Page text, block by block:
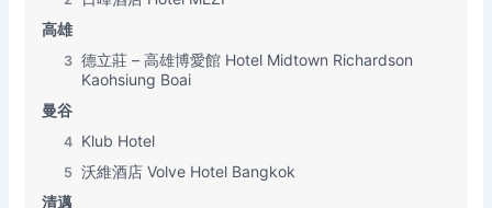
高雄
3 德立莊 – 高雄博愛館 Hotel Midtown Richardson
Kaohsiung Boai
曼谷
4 Klub Hotel
5
沃維酒店 Volve Hotel Bangkok
清邁